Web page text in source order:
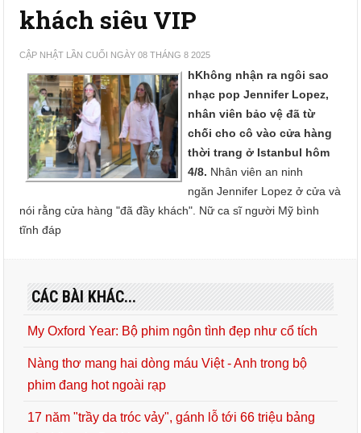
khách siêu VIP
CẬP NHẬT LẦN CUỐI NGÀY 08 THÁNG 8 2025
hKhông nhận ra ngôi sao
nhạc pop Jennifer Lopez,
nhân viên bảo vệ đã từ
chối cho cô vào cửa hàng
thời trang ở Istanbul hôm
4/8. Nhân viên an ninh
ngăn Jennifer Lopez ở cửa và
nói rằng cửa hàng "đã đầy khách". Nữ ca sĩ người Mỹ bình
tĩnh đáp
CÁC BÀI KHÁC...
My Oxford Year: Bộ phim ngôn tình đẹp như cổ tích
Nàng thơ mang hai dòng máu Việt - Anh trong bộ
phim đang hot ngoài rạp
17 năm "trầy da tróc vảy", gánh lỗ tới 66 triệu bảng